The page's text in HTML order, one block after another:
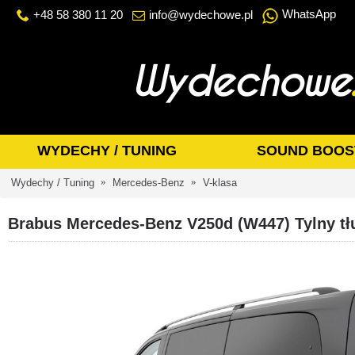
+48 58 380 11 20 info@wydechowe.pl WhatsApp
WYDECHY / TUNING SOUND
Wydechy / Tuning Mercedes-Benz V-klasa
Brabus Mercedes-Benz V250d (W447) Tylny